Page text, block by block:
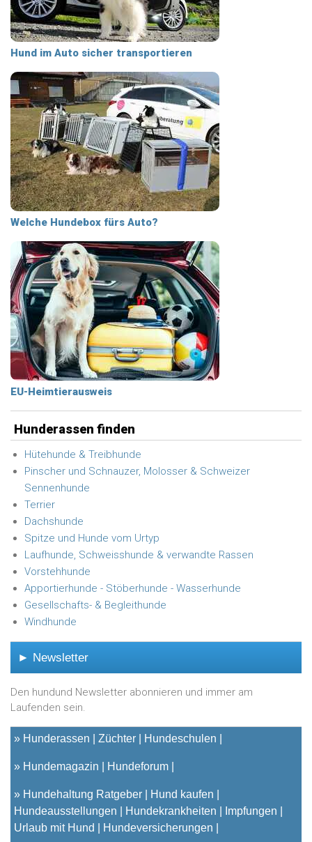
Hund im Auto sicher transportieren
Welche Hundebox fürs Auto?
EU-Heimtierausweis
Hunderassen finden
Hütehunde & Treibhunde
Pinscher und Schnauzer, Molosser & Schweizer
Sennenhunde
Terrier
Dachshunde
Spitze und Hunde vom Urtyp
Laufhunde, Schweisshunde & verwandte Rassen
Vorstehhunde
Apportierhunde - Stöberhunde - Wasserhunde
Gesellschafts- & Begleithunde
Windhunde
► Newsletter
Den hundund Newsletter abonnieren und immer am
Laufenden sein.
» Hunderassen Züchter Hundeschulen
» Hundemagazin Hundeforum
» Hundehaltung Ratgeber
Hund kaufen
Hundeausstellungen
Hundekrankheiten
Impfungen
Urlaub mit Hund
Hundeversicherungen